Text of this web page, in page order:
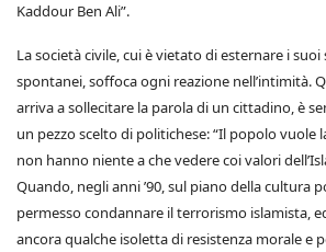
Kaddour Ben Ali”.
La società civile, cui è vietato di esternare i
spontanei, soffoca ogni reazione nell’intimità.
arriva a sollecitare la parola di un cittadino, è
un pezzo scelto di politichese: “Il popolo vuole
non hanno niente a che vedere coi valori
Quando, negli anni ’90, sul piano della cultura
permesso condannare il terrorismo islamista,
ancora qualche isoletta di resistenza morale e